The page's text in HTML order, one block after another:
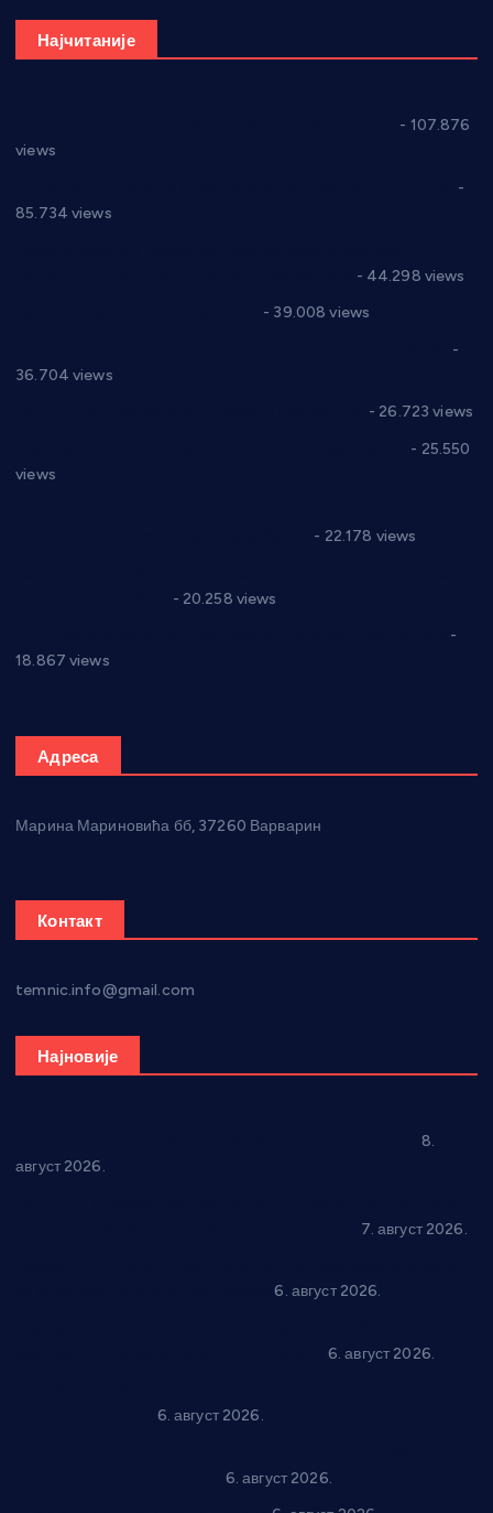
Најчитаније
- 107.876
views
-
85.734 views
- 44.298 views
- 39.008 views
-
36.704 views
- 26.723 views
- 25.550
views
- 22.178 views
- 20.258 views
-
18.867 views
Адреса
Марина Мариновића бб, 37260 Варварин
Контакт
temnic.info@gmail.com
Најновије
8.
август 2026.
7. август 2026.
6. август 2026.
6. август 2026.
6. август 2026.
6. август 2026.